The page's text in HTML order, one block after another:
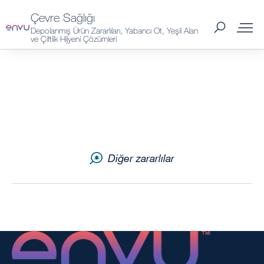
Çevre Sağlığı
Depolanmış Ürün Zararlıları, Yabancı Ot, Yeşil Alan
ve Çiftlik Hijyeni Çözümleri
Hakkımızda
Yeşil Alan Çözümleri
Diğer zararlılar